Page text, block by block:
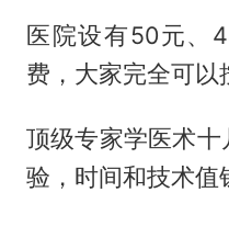
医院设有50元、
费，大家完全可以
顶级专家学医术
验，时间和技术值